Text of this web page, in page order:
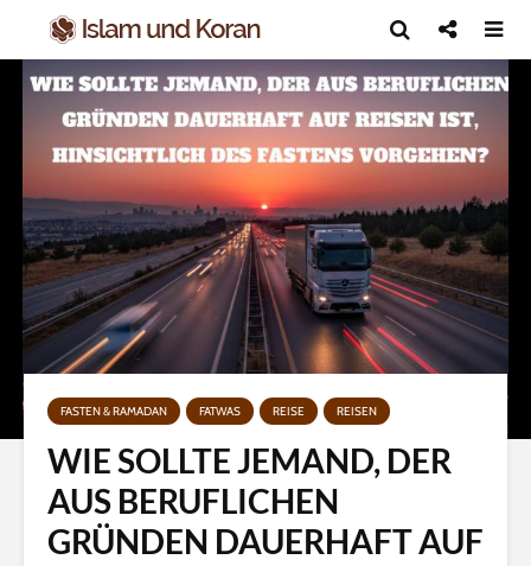
FASTEN & RAMADAN FATWAS REISE REISEN
WIE SOLLTE JEMAND, DER
AUS BERUFLICHEN
GRÜNDEN DAUERHAFT AUF